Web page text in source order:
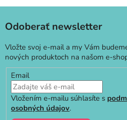
Odoberať newsletter
Vložte svoj e-mail a my Vám
nových produktoch na našom e-
Email
Vložením e-mailu súhlasíte s
osobných údajov.